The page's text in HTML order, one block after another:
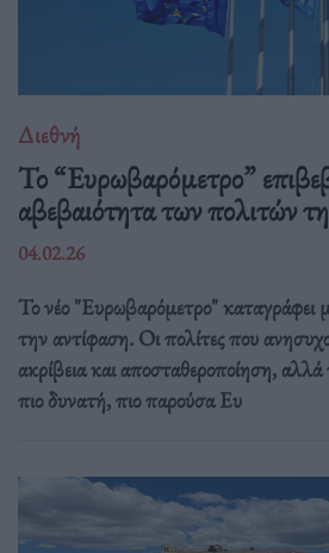
Διεθνή
Το “Ευρωβαρόμετρο”
αβεβαιότητα των πολιτών
04.02.26
Το νέο "Ευρωβαρόμετρο" καταγράφει
την αντίφαση. Oι πολίτες που
ακρίβεια και αποσταθεροποίηση,
πιο δυνατή, πιο παρούσα Ευ